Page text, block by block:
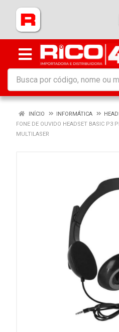
INÍCIO INFORMÁTICA
FONE DE OUVIDO HEADSET BASIC P3
MULTILASER